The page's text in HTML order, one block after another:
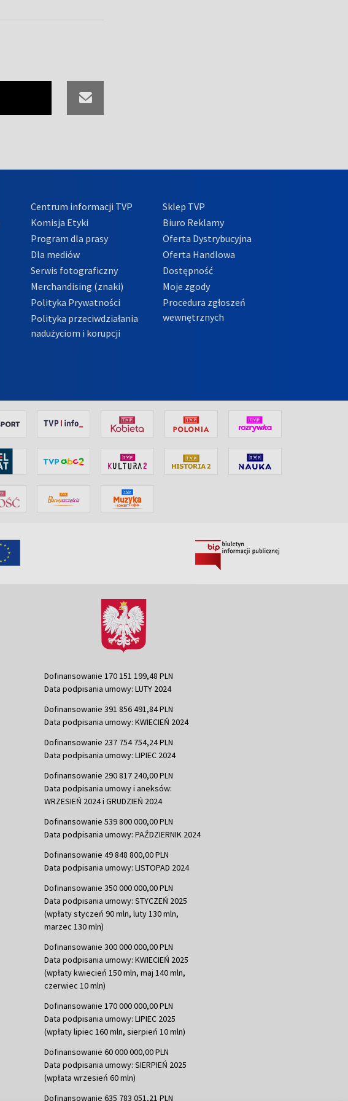
Centrum informacji TVP
Komisja Etyki
Program dla prasy
Dla mediów
Serwis fotograficzny
Merchandising (znaki)
Polityka Prywatności
Polityka przeciwdziałania
nadużyciom i korupcji
Sklep TVP
Biuro Reklamy
Oferta Dystrybucyjna
Oferta Handlowa
Dostępność
Moje zgody
Procedura zgłoszeń
wewnętrznych
Dofinansowanie 170 151 199,48 PLN
Data podpisania umowy: LUTY 2024
Dofinansowanie 391 856 491,84 PLN
Data podpisania umowy: KWIECIEŃ 2024
Dofinansowanie 237 754 754,24 PLN
Data podpisania umowy: LIPIEC 2024
Dofinansowanie 290 817 240,00 PLN
Data podpisania umowy i aneksów:
WRZESIEŃ 2024 i GRUDZIEŃ 2024
Dofinansowanie 539 800 000,00 PLN
Data podpisania umowy: PAŹDZIERNIK 2024
Dofinansowanie 49 848 800,00 PLN
Data podpisania umowy: LISTOPAD 2024
Dofinansowanie 350 000 000,00 PLN
Data podpisania umowy: STYCZEŃ 2025
(wpłaty styczeń 90 mln, luty 130 mln,
marzec 130 mln)
Dofinansowanie 300 000 000,00 PLN
Data podpisania umowy: KWIECIEŃ 2025
(wpłaty kwiecień 150 mln, maj 140 mln,
czerwiec 10 mln)
Dofinansowanie 170 000 000,00 PLN
Data podpisania umowy: LIPIEC 2025
(wpłaty lipiec 160 mln, sierpień 10 mln)
Dofinansowanie 60 000 000,00 PLN
Data podpisania umowy: SIERPIEŃ 2025
(wpłata wrzesień 60 mln)
Dofinansowanie 635 783 051,21 PLN